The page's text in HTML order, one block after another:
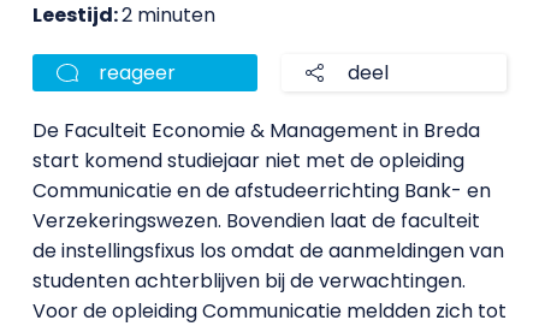
Leestijd:2 minuten
reageer deel
De Faculteit Economie & Management in Breda
start komend studiejaar niet met de opleiding
Communicatie en de afstudeerrichting Bank- en
Verzekeringswezen. Bovendien laat de faculteit
de instellingsfixus los omdat de aanmeldingen van
studenten achterblijven bij de verwachtingen.
Voor de opleiding Communicatie meldden zich tot